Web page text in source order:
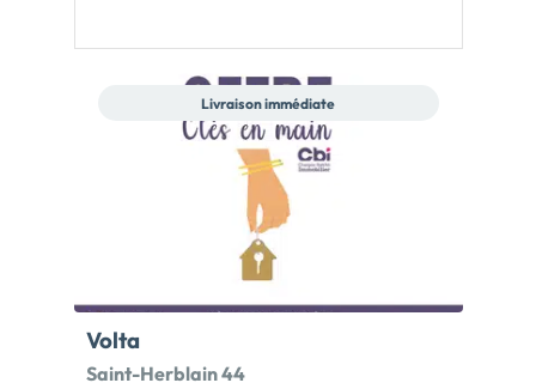
Livraison immédiate
Volta
Saint-Herblain 44